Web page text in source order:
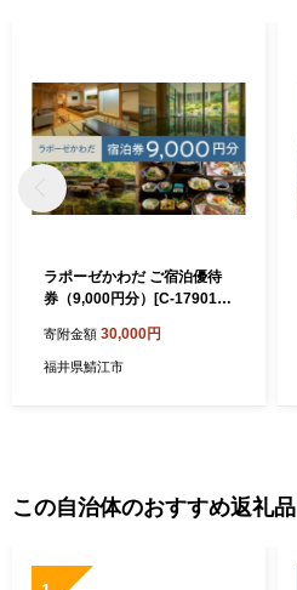
ラポーゼかわだ ご宿泊優待
券（9,000円分）[C-17901] /
宿泊プラン かわだ温泉 温泉
宿 温泉 露天風呂 家族旅行 旅
寄附金額 30,000円
福井県鯖江市
この自治体のおすすめ返礼品